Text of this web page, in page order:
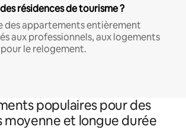
résidences de tourisme ?
des appartements entièrement
aux professionnels, aux logements
le relogement.
populaires pour des
moyenne et longue durée